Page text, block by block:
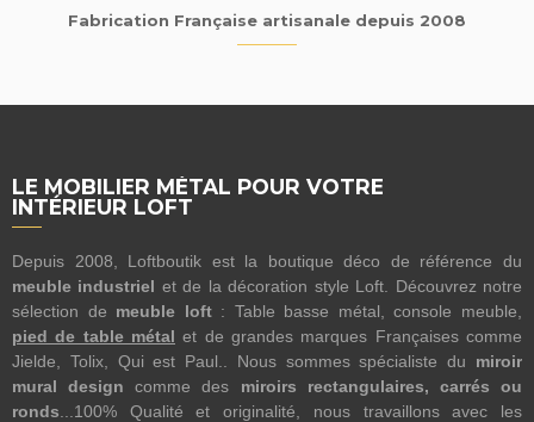
Fabrication Française artisanale depuis 2008
LE MOBILIER MÉTAL POUR VOTRE
INTÉRIEUR LOFT
Depuis 2008, Loftboutik est la boutique déco de référence du
meuble industriel et de la décoration style Loft. Découvrez notre
sélection de meuble loft: Table basse métal, console meuble,
pied de table métal et de grandes marques Françaises comme
Jielde, Tolix, Qui est Paul.. Nous sommes spécialiste du miroir
mural design comme des miroirs rectangulaires, carrés ou
ronds ...100% Qualité et originalité, nous travaillons avec les